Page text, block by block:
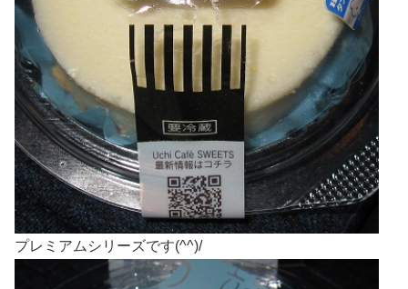
プレミアムシリーズです(^^)/